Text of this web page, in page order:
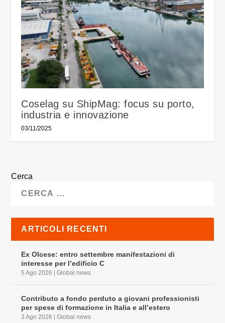
Coselag su ShipMag: focus su porto,
industria e innovazione
03/11/2025
Cerca
ARTICOLI RECENTI
Ex Olcese: entro settembre manifestazioni di
interesse per l’edificio C
5 Ago 2026 |Global news
Contributo a fondo perduto a giovani professionisti
per spese di formazione in Italia e all’estero
3 Ago 2026 |Global news